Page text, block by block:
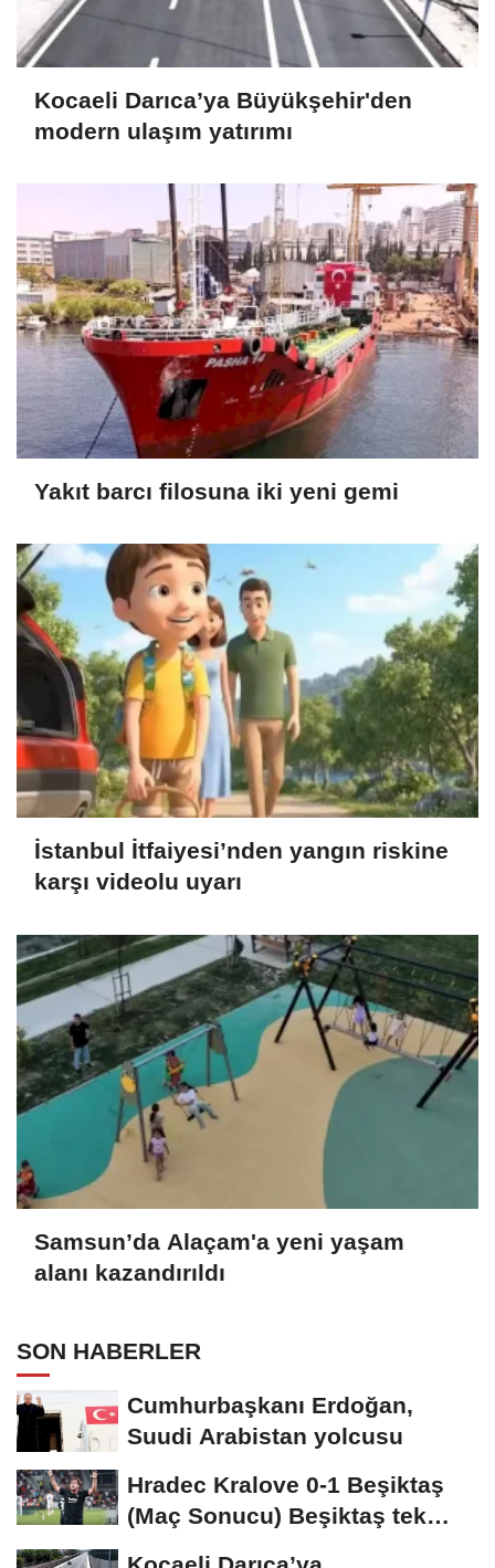
Kocaeli Darıca’ya Büyükşehir'den
modern ulaşım yatırımı
Yakıt barcı filosuna iki yeni gemi
İstanbul İtfaiyesi’nden yangın riskine
karşı videolu uyarı
Samsun’da Alaçam'a yeni yaşam
alanı kazandırıldı
SON HABERLER
Cumhurbaşkanı Erdoğan,
Suudi Arabistan yolcusu
Hradec Kralove 0-1 Beşiktaş
(Maç Sonucu) Beşiktaş tek